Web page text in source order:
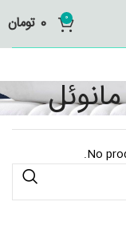
0
0 تومان
No